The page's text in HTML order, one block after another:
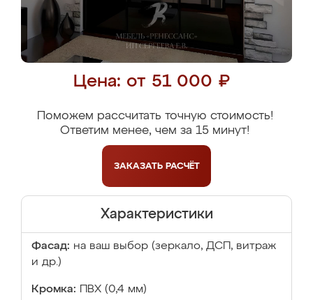
Цена: от 51 000 ₽
Поможем рассчитать точную стоимость!
Ответим менее, чем за 15 минут!
ЗАКАЗАТЬ РАСЧЁТ
Характеристики
Фасад: на ваш выбор (зеркало, ДСП, витраж
и др.)
Кромка: ПВХ (0,4 мм)